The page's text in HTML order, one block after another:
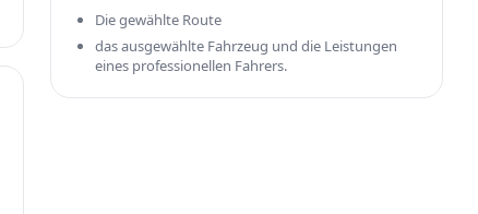
Die gewählte Route
das ausgewählte Fahrzeug und die Leistungen
eines professionellen Fahrers.